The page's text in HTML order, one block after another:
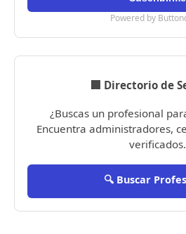
Powered by
🏢 Directorio de
¿Buscas un profesional
Encuentra administradores,
verificados.
🔍 Buscar